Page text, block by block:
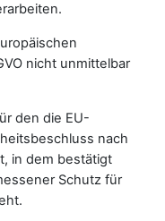
nicht unmittelbar
den die EU-
nach
in dem bestätigt
Schutz für